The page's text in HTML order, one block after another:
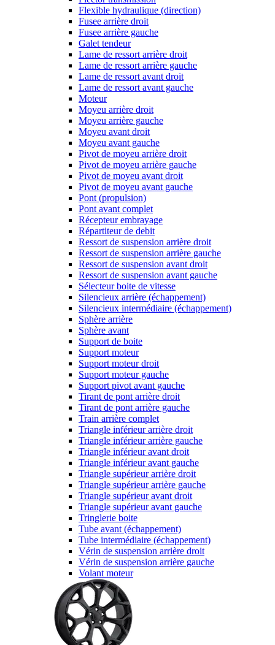
Flexible hydraulique (direction)
Fusee arrière droit
Fusee arrière gauche
Galet tendeur
Lame de ressort arrière droit
Lame de ressort arrière gauche
Lame de ressort avant droit
Lame de ressort avant gauche
Moteur
Moyeu arrière droit
Moyeu arrière gauche
Moyeu avant droit
Moyeu avant gauche
Pivot de moyeu arrière droit
Pivot de moyeu arrière gauche
Pivot de moyeu avant droit
Pivot de moyeu avant gauche
Pont (propulsion)
Pont avant complet
Récepteur embrayage
Répartiteur de debit
Ressort de suspension arrière droit
Ressort de suspension arrière gauche
Ressort de suspension avant droit
Ressort de suspension avant gauche
Sélecteur boite de vitesse
Silencieux arrière (échappement)
Silencieux intermédiaire (échappement)
Sphère arrière
Sphère avant
Support de boite
Support moteur
Support moteur droit
Support moteur gauche
Support pivot avant gauche
Tirant de pont arrière droit
Tirant de pont arrière gauche
Train arrière complet
Triangle inférieur arrière droit
Triangle inférieur arrière gauche
Triangle inférieur avant droit
Triangle inférieur avant gauche
Triangle supérieur arrière droit
Triangle supérieur arrière gauche
Triangle supérieur avant droit
Triangle supérieur avant gauche
Tringlerie boite
Tube avant (échappement)
Tube intermédiaire (échappement)
Vérin de suspension arrière droit
Vérin de suspension arrière gauche
Volant moteur